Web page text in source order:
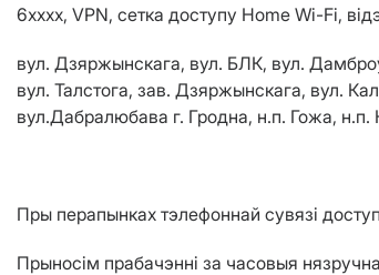
6хxxx, VPN, сетка доступу Home Wi-Fi,
вул. Дзяржынскага, вул. БЛК, вул.
вул. Талстога, зав. Дзяржынскага, вул.
вул.Дабралюбава г. Гродна, н.п. Гожа,
Пры перапынках тэлефоннай сувязі
Прыносім прабачэнні за часовыя